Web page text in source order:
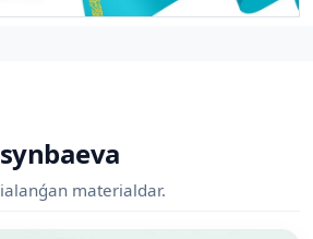
materialdar.